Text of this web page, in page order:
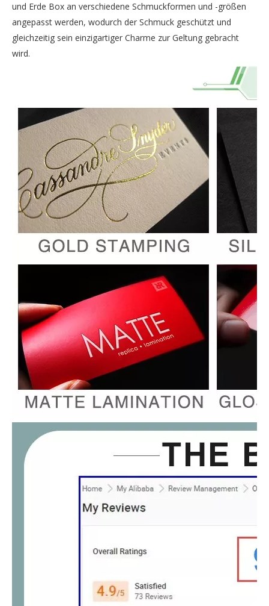
und Erde Box an verschiedene Schmuckformen und -größen
angepasst werden, wodurch der Schmuck geschützt und
gleichzeitig sein einzigartiger Charme zur Geltung gebracht
wird.